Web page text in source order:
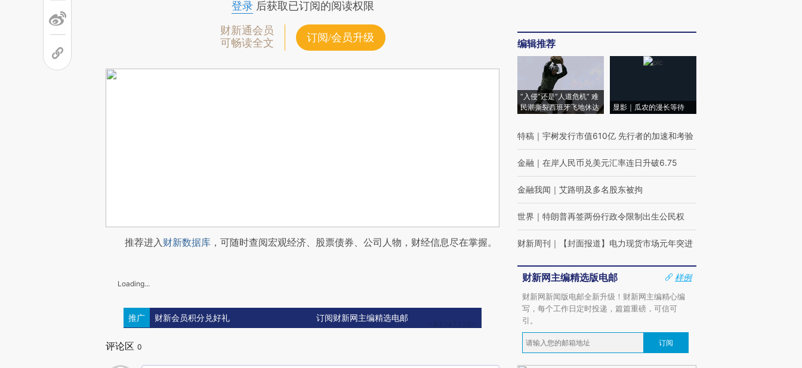
登录后获取已订阅的阅读权限
财新通会员
可畅读全文
订阅/会员升级
推荐进入财新数据库 ，可随时查阅宏观经济、股票债券、公司人物，财经信息尽在掌握。
Loading...
推广 财新会员积分兑好礼 订阅财新网主编精选电邮
评论区 0
编辑推荐
“入侵”还是“人道危机” 难
民潮撕裂西班牙飞地休达
显影｜瓜农的漫长等待
特稿 ｜ 宇树发行市值610亿 先行者的加速和考验
金融 ｜ 在岸人民币兑美元汇率连日升破6.75
金融我闻 ｜ 艾路明及多名股东被拘
世界 ｜ 特朗普再签两份行政令限制出生公民权
财新周刊 ｜ 【封面报道】电力现货市场元年突进
财新网主编精选版电邮
样例
财新网新闻版电邮全新升级！财新网主编精心编
写，每个工作日定时投递，篇篇重磅，可信可
引。
订阅